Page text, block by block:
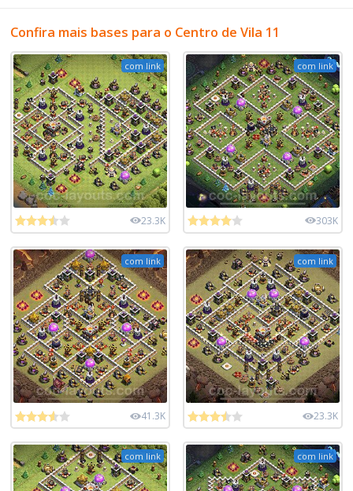
Confira mais bases para o Centro de Vila 11
com link
23.3K
com link
303K
com link
41.3K
com link
23.3K
com link com link